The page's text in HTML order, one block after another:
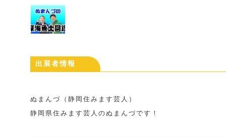
出展者情報
ぬまんづ（静岡住みます芸人）
静岡県住みます芸人のぬまんづです！